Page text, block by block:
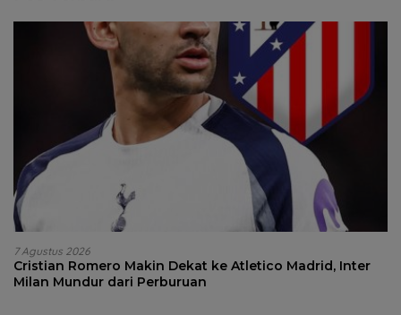
7 Agustus 2026
Cristian Romero Makin Dekat ke Atletico Madrid, Inter
Milan Mundur dari Perburuan